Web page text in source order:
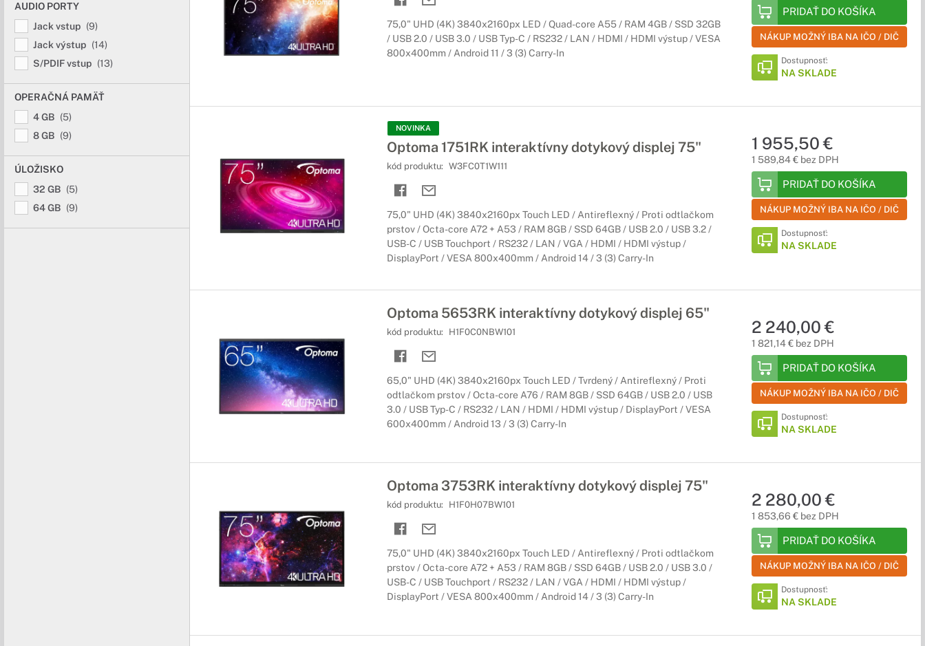
AUDIO PORTY
Jack vstup (9)
Jack výstup (14)
S/PDIF vstup (13)
OPERAČNÁ PAMÄŤ
4 GB (5)
8 GB (9)
ÚLOŽISKO
32 GB (5)
64 GB (9)
75,0" UHD (4K) 3840x2160px LED / Quad-core A55 / RAM 4GB / SSD 32GB
/ USB 2.0 / USB 3.0 / USB Typ-C / RS232 / LAN / HDMI / HDMI výstup / VESA
800x400mm / Android 11 / 3 (3) Carry-In
PRIDAŤ DO KOŠÍKA
NÁKUP MOŽNÝ IBA NA IČO / DIČ
Dostupnosť:
NA SKLADE
NOVINKA
Optoma 1751RK interaktívny dotykový displej 75"
kód produktu: W3FC0T1W111
75,0" UHD (4K) 3840x2160px Touch LED / Antireflexný / Proti odtlačkom
prstov / Octa-core A72 + A53 / RAM 8GB / SSD 64GB / USB 2.0 / USB 3.2 /
USB-C / USB Touchport / RS232 / LAN / VGA / HDMI / HDMI výstup /
DisplayPort / VESA 800x400mm / Android 14 / 3 (3) Carry-In
1 955,50 €
1 589,84 € bez DPH
PRIDAŤ DO KOŠÍKA
NÁKUP MOŽNÝ IBA NA IČO / DIČ
Dostupnosť:
NA SKLADE
Optoma 5653RK interaktívny dotykový displej 65"
kód produktu: H1F0C0NBW101
65,0" UHD (4K) 3840x2160px Touch LED / Tvrdený / Antireflexný / Proti
odtlačkom prstov / Octa-core A76 / RAM 8GB / SSD 64GB / USB 2.0 / USB
3.0 / USB Typ-C / RS232 / LAN / HDMI / HDMI výstup / DisplayPort / VESA
600x400mm / Android 13 / 3 (3) Carry-In
2 240,00 €
1 821,14 € bez DPH
PRIDAŤ DO KOŠÍKA
NÁKUP MOŽNÝ IBA NA IČO / DIČ
Dostupnosť:
NA SKLADE
Optoma 3753RK interaktívny dotykový displej 75"
kód produktu: H1F0H07BW101
75,0" UHD (4K) 3840x2160px Touch LED / Antireflexný / Proti odtlačkom
prstov / Octa-core A72 + A53 / RAM 8GB / SSD 64GB / USB 2.0 / USB 3.0 /
USB-C / USB Touchport / RS232 / LAN / VGA / HDMI / HDMI výstup /
DisplayPort / VESA 800x400mm / Android 14 / 3 (3) Carry-In
2 280,00 €
1 853,66 € bez DPH
PRIDAŤ DO KOŠÍKA
NÁKUP MOŽNÝ IBA NA IČO / DIČ
Dostupnosť:
NA SKLADE